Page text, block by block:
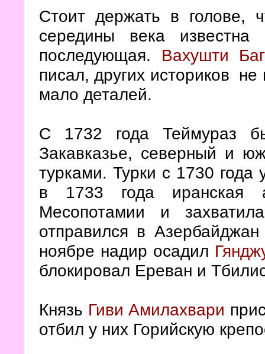
Стоит держать в голове,
середины века
последующая. Вахушти
писал, других историков
мало деталей.
С 1732 года Теймураз
Закавказье, северный и
турками. Турки с 1730
в 1733 года
Месопотамии и
отправился в
ноябре надир осадил
блокировал Ереван и
Князь Гиви Амилахвари
отбил у них Горийскую